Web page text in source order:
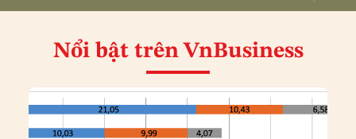
Nổi bật trên VnBusiness